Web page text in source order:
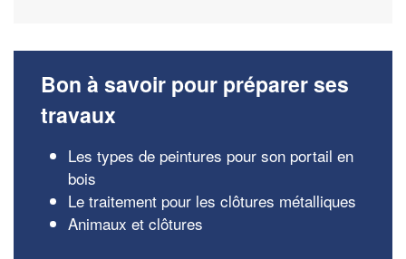
Bon à savoir pour préparer ses
travaux
Les types de peintures pour son portail en
bois
Le traitement pour les clôtures métalliques
Animaux et clôtures